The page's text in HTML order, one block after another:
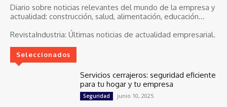
Diario sobre noticias relevantes del mundo de la empresa y
actualidad: construcción, salud, alimentación, educación...
RevistaIndustria: Últimas noticias de actualidad empresarial.
Seleccionados
Servicios cerrajeros: seguridad eficiente
para tu hogar y tu empresa
Seguridad junio 10, 2025